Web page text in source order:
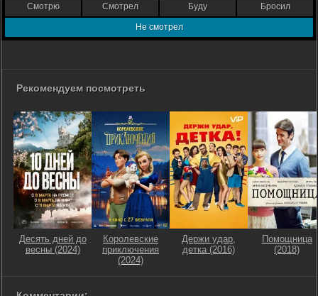
Смотрю Смотрел Буду Бросил
Не смотрел
Рекомендуем посмотреть
Десять дней до
весны (2024)
Королевские
приключения
(2024)
Держи удар,
детка (2016)
Помощница
(2018)